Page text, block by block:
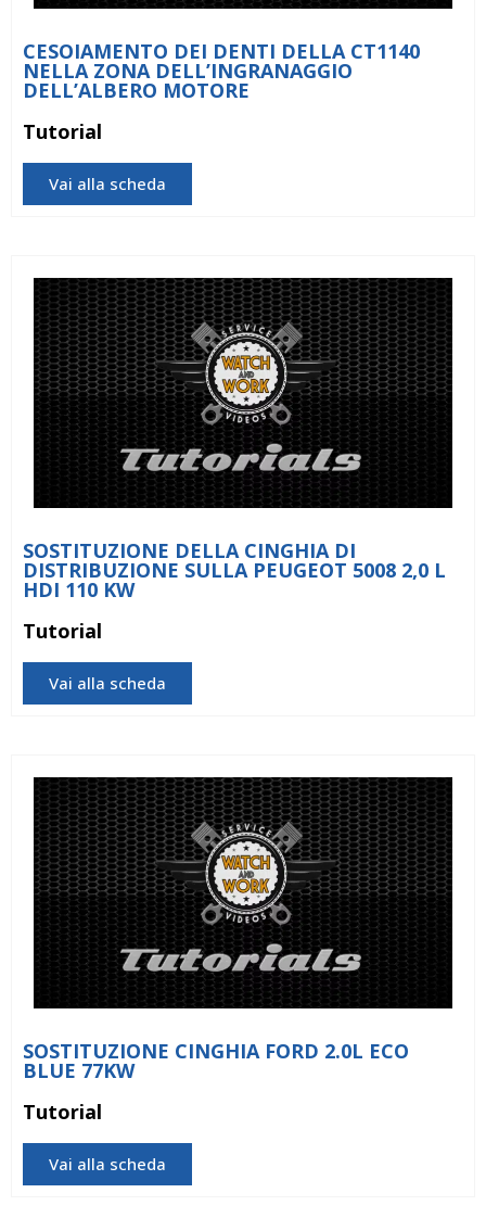
CESOIAMENTO DEI DENTI DELLA CT1140
NELLA ZONA DELL’INGRANAGGIO
DELL’ALBERO MOTORE
Tutorial
Vai alla scheda
SOSTITUZIONE DELLA CINGHIA DI
DISTRIBUZIONE SULLA PEUGEOT 5008 2,0 L
HDI 110 KW
Tutorial
Vai alla scheda
SOSTITUZIONE CINGHIA FORD 2.0L ECO
BLUE 77KW
Tutorial
Vai alla scheda